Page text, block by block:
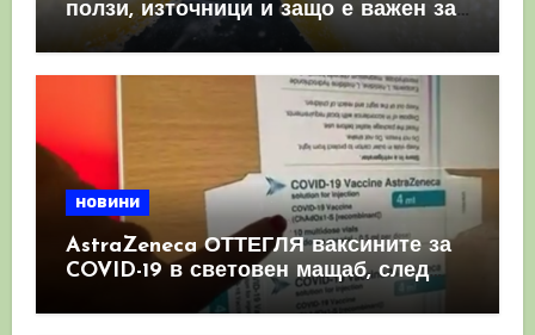
ползи, източници и защо е важен за
имунната система
новини
AstraZeneca ОТТЕГЛЯ ваксините за
COVID-19 в световен мащаб, след
като призна, че те причиняват
КРЪВНИ съсиреци